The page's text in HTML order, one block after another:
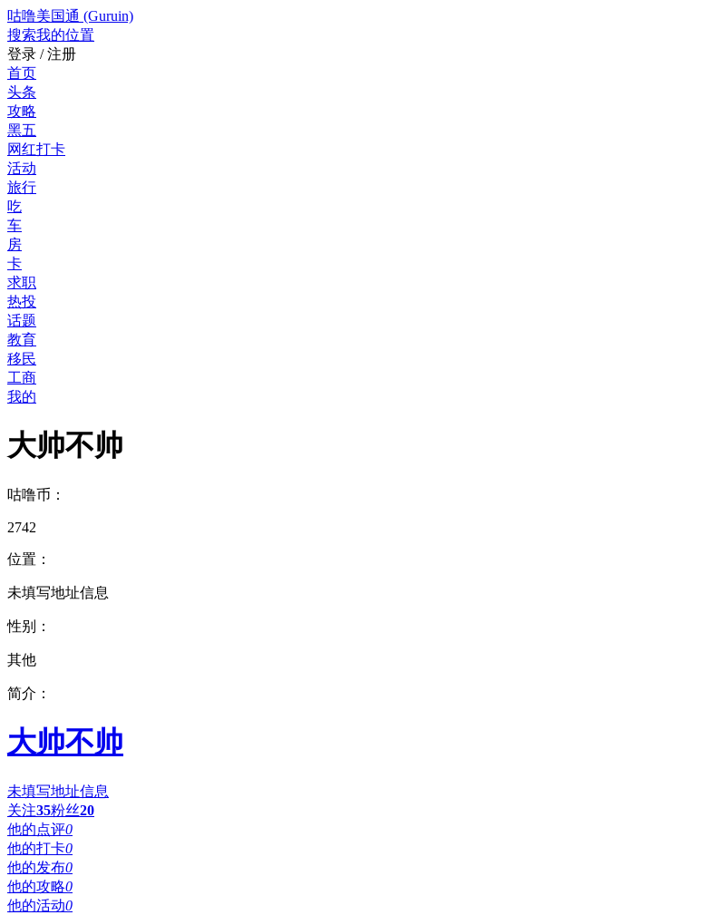
咕噜美国通 (Guruin)
搜索我的位置
登录 / 注册
首页
头条
攻略
黑五
网红打卡
活动
旅行
吃
车
房
卡
求职
热投
话题
教育
移民
工商
我的
大帅不帅
咕噜币：
2742
位置：
未填写地址信息
性别：
其他
简介：
大帅不帅
未填写地址信息
关注35粉丝20
他的点评0
他的打卡0
他的发布0
他的攻略0
他的活动0